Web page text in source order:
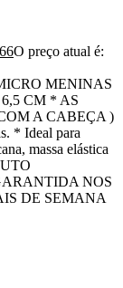
O preço atual é:
MENINAS
CM * AS
A CABEÇA )
* Ideal para
massa elástica
NOS
DE SEMANA